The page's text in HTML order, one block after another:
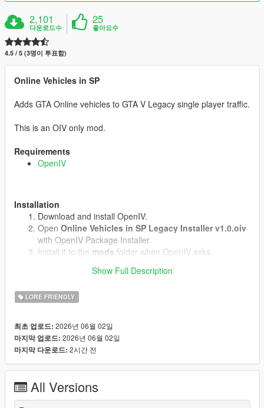
2,101
다운로드수
25
좋아요수
4.5 / 5 (3명이 투표함)
Online Vehicles in SP
Adds GTA Online vehicles to GTA V Legacy single player traffic.
This is an OIV only mod.
Requirements
OpenIV
Installation
Download and install OpenIV.
Open Online Vehicles in SP Legacy Installer v1.0.oiv
with OpenIV Package Installer.
Install it to the mods folder when OpenIV asks.
Uninstall
Install it to the same
Notes
Does not work in GTA Online.(We know why)
No external vehicle models are included.
Show Full Description
LORE FRIENDLY
최초 업로드: 2026년 06월 02일
마지막 업로드: 2026년 06월 02일
마지막 다운로드: 2시간 전
All Versions